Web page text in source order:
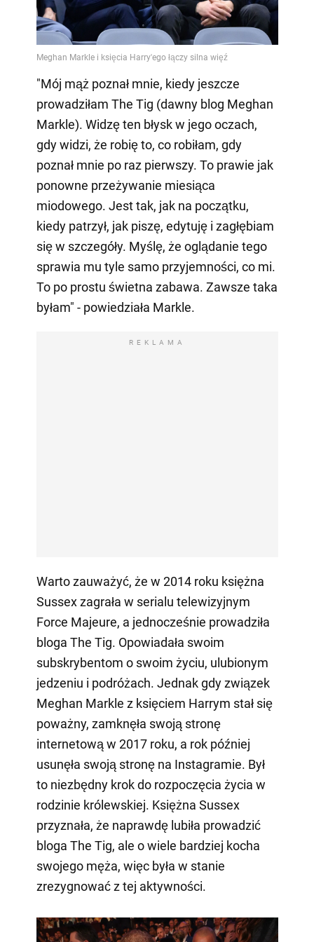
"Mój mąż poznał mnie, kiedy jeszcze
prowadziłam The Tig (dawny blog Meghan
Markle). Widzę ten błysk w jego oczach,
gdy widzi, że robię to, co robiłam, gdy
poznał mnie po raz pierwszy. To prawie jak
ponowne przeżywanie miesiąca
miodowego. Jest tak, jak na początku,
kiedy patrzył, jak piszę, edytuję i zagłębiam
się w szczegóły. Myślę, że oglądanie tego
sprawia mu tyle samo przyjemności, co mi.
To po prostu świetna zabawa. Zawsze taka
byłam" - powiedziała Markle.
REKLAMA
Warto zauważyć, że w 2014 roku księżna
Sussex zagrała w serialu telewizyjnym
Force Majeure, a jednocześnie prowadziła
bloga The Tig. Opowiadała swoim
subskrybentom o swoim życiu, ulubionym
jedzeniu i podróżach. Jednak gdy związek
Meghan Markle z księciem Harrym stał się
poważny, zamknęła swoją stronę
internetową w 2017 roku, a rok później
usunęła swoją stronę na Instagramie. Był
to niezbędny krok do rozpoczęcia życia w
rodzinie królewskiej. Księżna Sussex
przyznała, że naprawdę lubiła prowadzić
bloga The Tig, ale o wiele bardziej kocha
swojego męża, więc była w stanie
zrezygnować z tej aktywności.